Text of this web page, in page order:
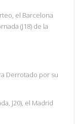
el Barcelona
(J18) de la
Derrotado por su
J20), el Madrid